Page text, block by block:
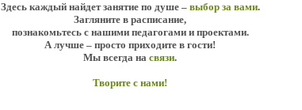
Здесь каждый найдет занятие по душе – выбор за вами.
Загляните в расписание,
познакомьтесь с нашими педагогами и проектами.
А лучше – просто приходите в гости!
Мы всегда насвязи.
Творите с нами!